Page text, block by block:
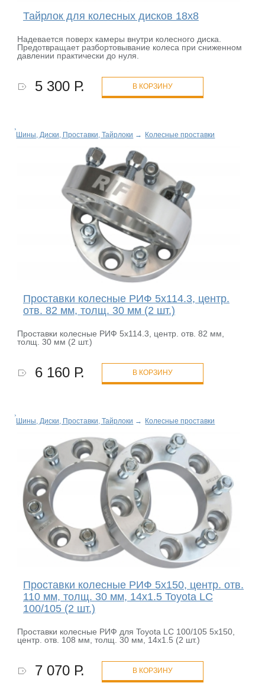
Тайрлок для колесных дисков 18х8
Надевается поверх камеры внутри колесного диска.
Предотвращает разбортовывание колеса при сниженном
давлении практически до нуля.
5 300 Р. В КОРЗИНУ
Шины, Диски, Проставки, Тайрлоки → Колесные проставки
Проставки колесные РИФ 5x114.3, центр.
отв. 82 мм, толщ. 30 мм (2 шт.)
Проставки колесные РИФ 5x114.3, центр. отв. 82 мм,
толщ. 30 мм (2 шт.)
6 160 Р. В КОРЗИНУ
Шины, Диски, Проставки, Тайрлоки → Колесные проставки
Проставки колесные РИФ 5x150, центр. отв.
110 мм, толщ. 30 мм, 14x1.5 Toyota LC
100/105 (2 шт.)
Проставки колесные РИФ для Toyota LC 100/105 5x150,
центр. отв. 108 мм, толщ. 30 мм, 14x1.5 (2 шт.)
7 070 Р. В КОРЗИНУ